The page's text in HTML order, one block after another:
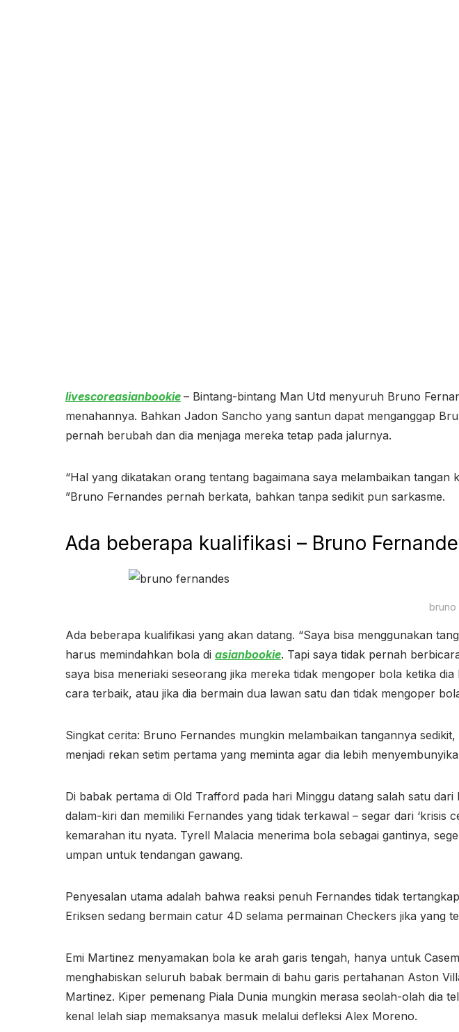
livescoreasianbookie – Bintang-bintang Man Utd menyuruh Bruno
menahannya. Bahkan Jadon Sancho yang santun dapat menganggap
pernah berubah dan dia menjaga mereka tetap pada jalurnya.
“Hal yang dikatakan orang tentang bagaimana saya melambaikan
”Bruno Fernandes pernah berkata, bahkan tanpa sedikit pun sarkasme.
Ada beberapa kualifikasi – Bruno
bruno
Ada beberapa kualifikasi yang akan datang. “Saya bisa menggunakan
harus memindahkan bola di asianbookie. Tapi saya tidak pernah
saya bisa meneriaki seseorang jika mereka tidak mengoper bola ketika
cara terbaik, atau jika dia bermain dua lawan satu dan tidak mengoper
Singkat cerita: Bruno Fernandes mungkin melambaikan tangannya
menjadi rekan setim pertama yang meminta agar dia lebih
Di babak pertama di Old Trafford pada hari Minggu datang salah satu
dalam-kiri dan memiliki Fernandes yang tidak terkawal – segar dari
kemarahan itu nyata. Tyrell Malacia menerima bola sebagai gantinya,
umpan untuk tendangan gawang.
Penyesalan utama adalah bahwa reaksi penuh Fernandes tidak
Eriksen sedang bermain catur 4D selama permainan Checkers jika yang
Emi Martinez menyamakan bola ke arah garis tengah, hanya untuk
menghabiskan seluruh babak bermain di bahu garis pertahanan Aston
Martinez. Kiper pemenang Piala Dunia mungkin merasa seolah-olah dia
kenal lelah siap memaksanya masuk melalui defleksi Alex Moreno.